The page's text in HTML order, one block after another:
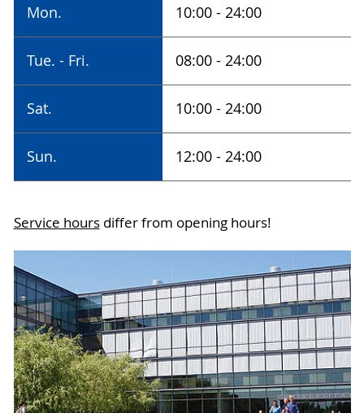
den 03.01.2026.
ist der 05.01.2026.
Internationaler
Frauentag
08.03.2026
Geschlossen
23.03.2026
bis 13 Uhr
geschlossen
Ostern
03.04.2026 -
06.04.2026
Vom 03.04.2026
bis zum
06.04.2026 bleibt
die Bibliothek
geschlossen.
Mon. 10:00 - 24:00
Tue. - Fri. 08:00 - 24:00
Sat. 10:00 - 24:00
Sun. 12:00 - 24:00
Service hoursdiffer from opening hours!